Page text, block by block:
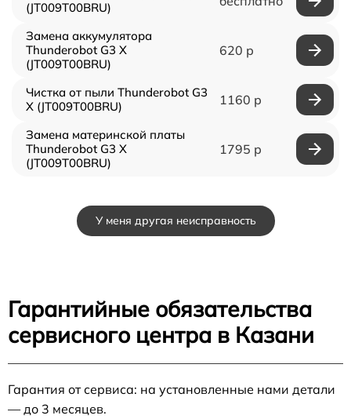
(JT009T00BRU)
Замена аккумулятора
Thunderobot G3 X
(JT009T00BRU)
620 р
Чистка от пыли Thunderobot G3
X (JT009T00BRU)
1160 р
Замена материнской платы
Thunderobot G3 X
(JT009T00BRU)
1795 р
У меня другая неисправность
Гарантийные обязательства
сервисного центра в Казани
Гарантия от сервиса: на установленные нами детали
— до 3 месяцев.